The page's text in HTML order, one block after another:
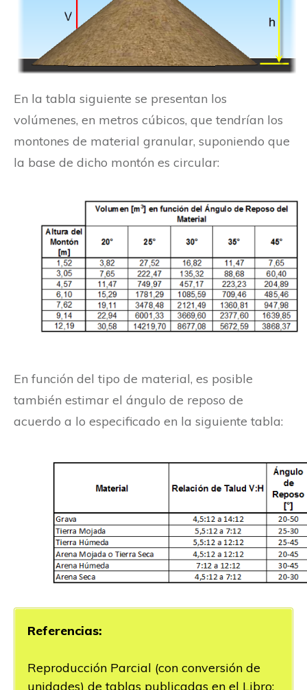
En la tabla siguiente se presentan los
volúmenes, en metros cúbicos, que tendrían los
montones de material granular, suponiendo que
la base de dicho montón es circular:
En función del tipo de material, es posible
también estimar el ángulo de reposo de
acuerdo a lo especificado en la siguiente tabla:
Referencias:
Reproducción Parcial (con conversión de
unidades) de tablas publicadas en el Libro: